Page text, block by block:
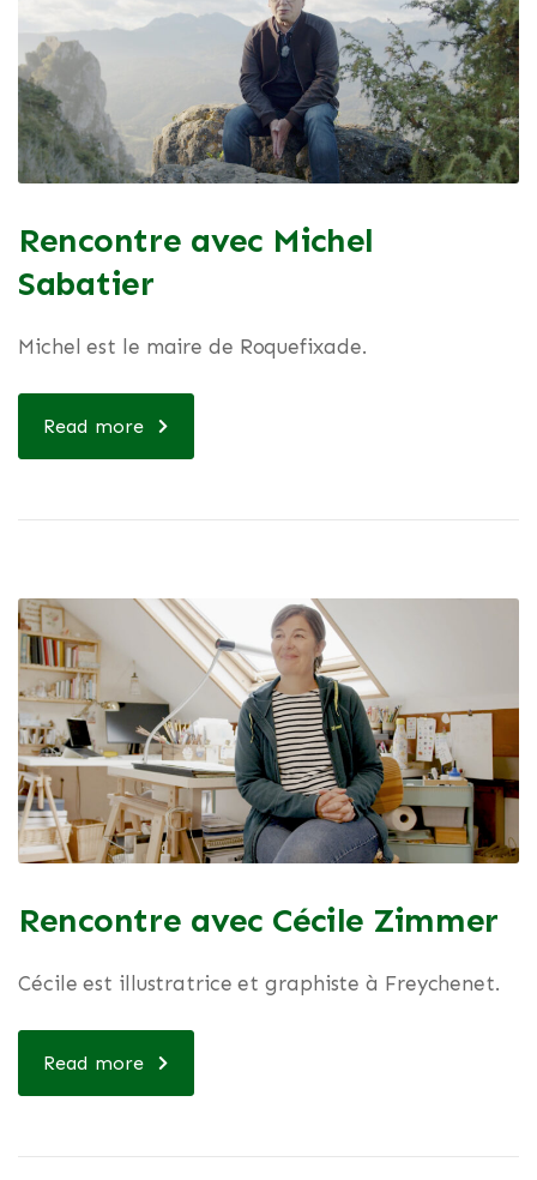
Rencontre avec Michel
Sabatier
Michel est le maire de Roquefixade.
Read more
Rencontre avec Cécile Zimmer
Cécile est illustratrice et graphiste à Freychenet.
Read more